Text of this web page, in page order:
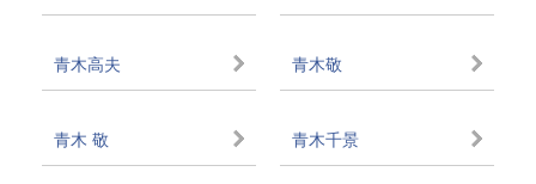
青木高夫 青木敬
青木 敬 青木千景